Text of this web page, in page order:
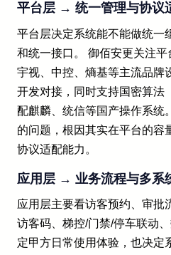
平台层 → 统一管理与协议
平台层决定系统能不能做统一
和统一接口。 御佰安更关注平
宇视、中控、熵基等主流品牌
开发对接，同时支持国密算法
配麒麟、统信等国产操作系统
的问题，根因其实在平台的容
协议适配能力。
应用层 → 业务流程与多系
应用层主要看访客预约、审批
访客码、梯控/门禁/停车联动
定甲方日常使用体验，也决定